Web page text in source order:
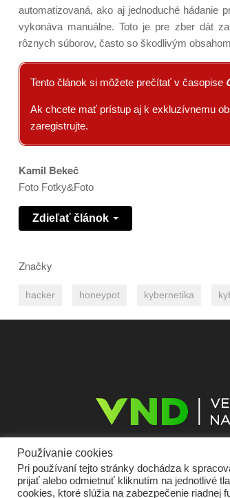
automatizovaná, ako aj jednoduché hádanie
vykonáva manuálne. Toto je pre zber dát
rôznych súborov, často so škodlivým
Tento článok si môžete prečítať v časopise
Ak chcete mať prístup aj k exkluzívnemu
zaregistrujte.
Kamil Bekeč
Foto Fotky&Foto
Zdieľať článok
Značky
hacker honeypot kybernetika
Domov O nás Kontakt Vydavateľ Predplatné
Cookies
Partneri RSS Sitemap
Používanie cookies
Pri používaní tejto stránky dochádza k
prijať alebo odmietnuť kliknutím na jednotlivé
cookies, ktoré slúžia na zabezpečenie riadnej